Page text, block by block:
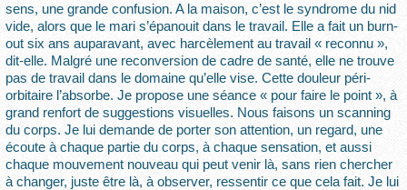
sens, une grande confusion. A la maison, c’est le syndrome du nid
vide, alors que le mari s’épanouit dans le travail. Elle a fait un burn-
out six ans auparavant, avec harcèlement au travail « reconnu »,
dit-elle. Malgré une reconversion de cadre de santé, elle ne trouve
pas de travail dans le domaine qu’elle vise. Cette douleur péri-
orbitaire l’absorbe. Je propose une séance « pour faire le point », à
grand renfort de suggestions visuelles. Nous faisons un scanning
du corps. Je lui demande de porter son attention, un regard, une
écoute à chaque partie du corps, à chaque sensation, et aussi
chaque mouvement nouveau qui peut venir là, sans rien chercher
à changer, juste être là, à observer, ressentir ce que cela fait. Je lui